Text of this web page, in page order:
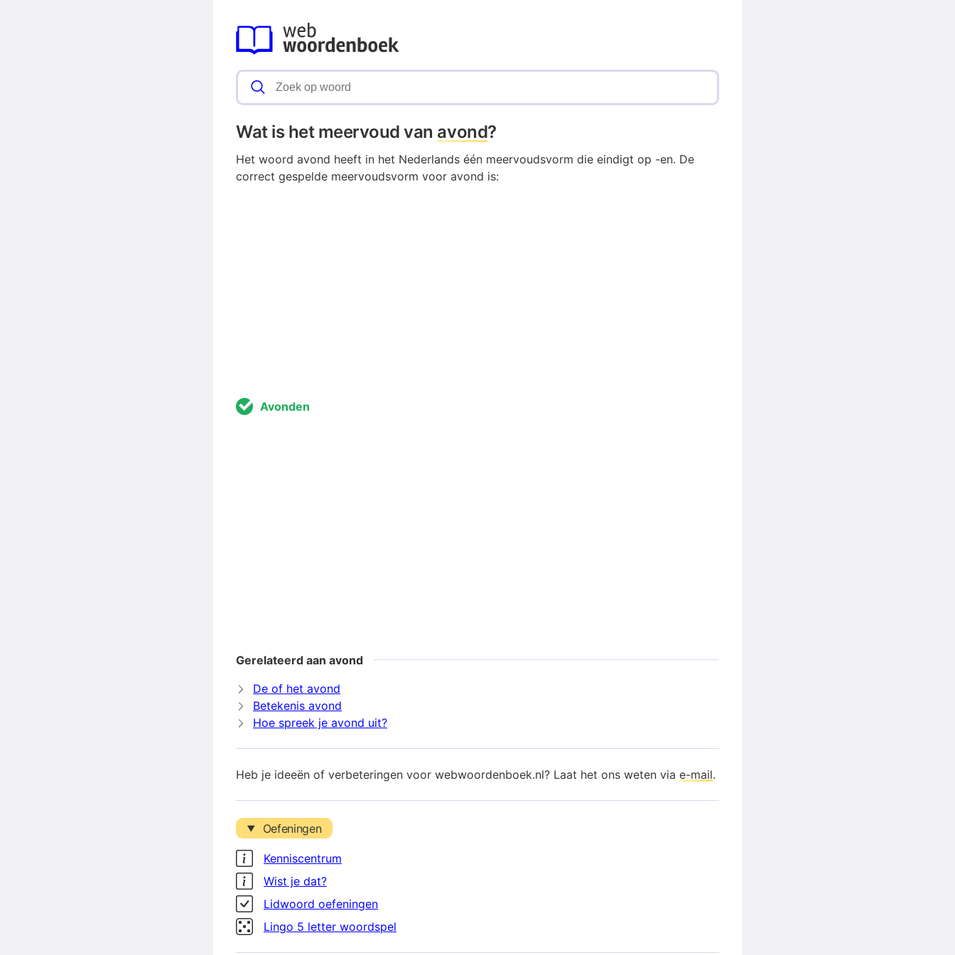
Wat is het meervoud van avond?
Het woord avond heeft in het Nederlands één meervoudsvorm die eindigt op -en. De
correct gespelde meervoudsvorm voor avond is:
Avonden
Gerelateerd aan avond
De of het avond
Betekenis avond
Hoe spreek je avond uit?
Heb je ideeën of verbeteringen voor webwoordenboek.nl? Laat het ons weten via e-mail.
Oefeningen
Kenniscentrum
Wist je dat?
Lidwoord oefeningen
Lingo 5 letter woordspel